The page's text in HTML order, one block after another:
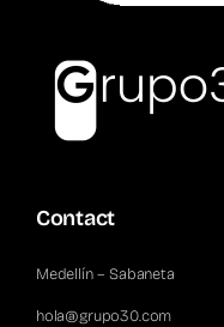
Contact
Medellín – Sabaneta
hola@grupo30.com